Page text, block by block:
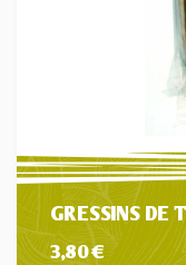
GRESSINS DE
3,80€